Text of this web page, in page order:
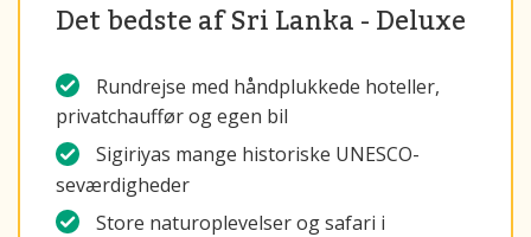
Det bedste af Sri Lanka - Deluxe
Rundrejse med håndplukkede hoteller,
privatchauffør og egen bil
Sigiriyas mange historiske UNESCO-
seværdigheder
Store naturoplevelser og safari i